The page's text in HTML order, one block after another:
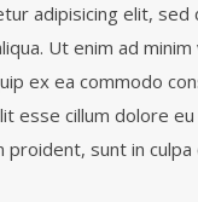
adipisicing elit,
Ut enim ad
ex ea commodo
esse cillum dolore eu
sunt in